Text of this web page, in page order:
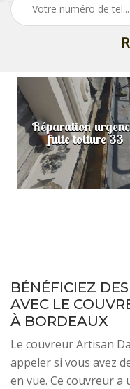
Réparation
fuite toiture 33
BÉNÉFICIEZ
AVEC LE
À BORDEAUX
Le couvreur Artisan
appeler si vous avez
en vue. Ce couvreur